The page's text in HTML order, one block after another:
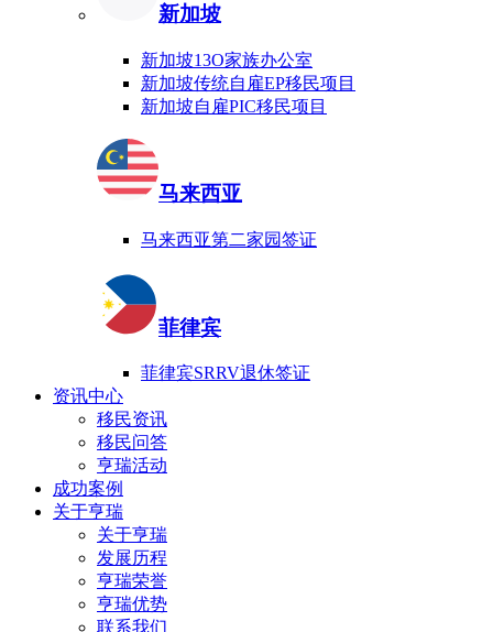
新加坡
新加坡13O家族办公室
新加坡传统自雇EP移民项目
新加坡自雇PIC移民项目
马来西亚
马来西亚第二家园签证
菲律宾
菲律宾SRRV退休签证
资讯中心
移民资讯
移民问答
亨瑞活动
成功案例
关于亨瑞
关于亨瑞
发展历程
亨瑞荣誉
亨瑞优势
联系我们